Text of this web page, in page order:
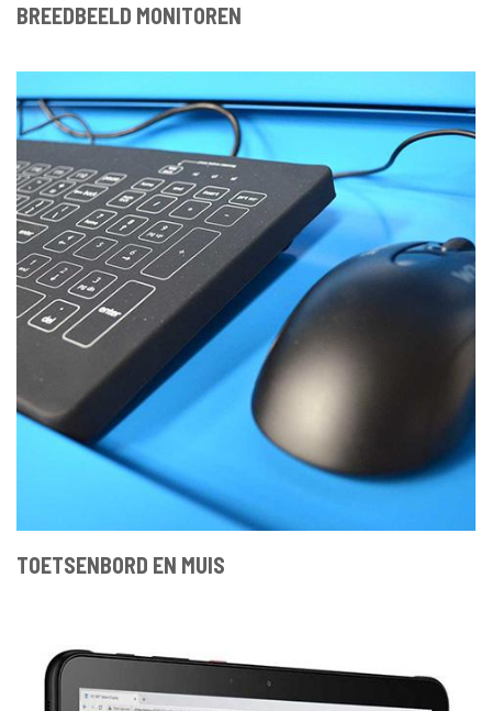
BREEDBEELD MONITOREN
TOETSENBORD EN MUIS